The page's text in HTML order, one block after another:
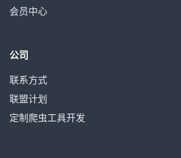
会员中心
公司
联系方式
联盟计划
定制爬虫工具开发